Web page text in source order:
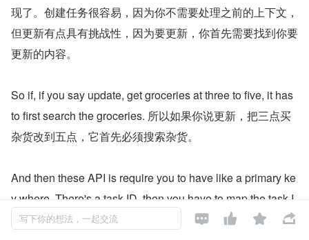
现了。创建任务很容易，因为你不需要处理之前的上下文，
但更新有点具有挑战性，因为要更新，你首先需要找到你要
更新的内容。
So if, if you say update, get groceries at three to five, it has
to first search the groceries. 所以如果你说更新，把三点买
杂货改到五点，它首先必须搜索杂货。
And then these API is require you to have like a primary ke
y where, There's a task ID, then you have to map the task I
D to the update and then run it.然后这些 API 要求你有一个
写下你的想法，一起交流    